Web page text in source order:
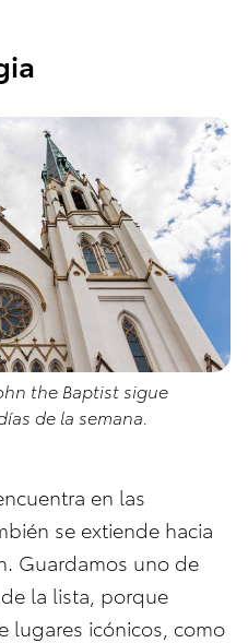
the Baptist sigue
de la semana.
en las
se extiende hacia
Guardamos uno de
la lista, porque
lugares icónicos, como